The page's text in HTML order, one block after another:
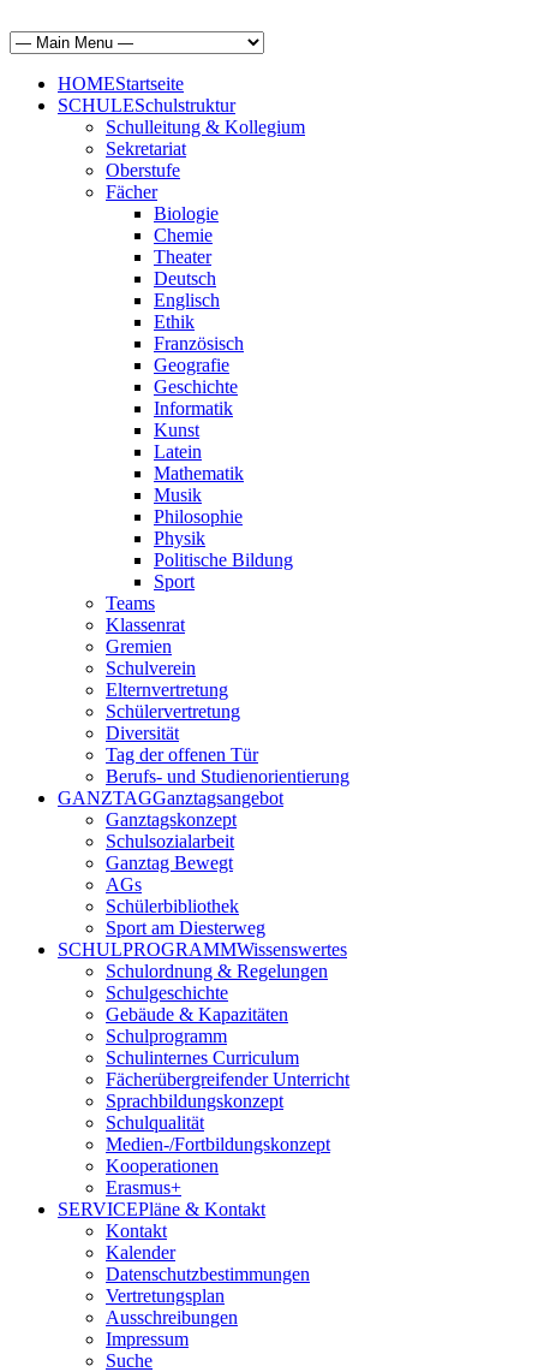
HOMEStartseite
SCHULESchulstruktur
Schulleitung & Kollegium
Sekretariat
Oberstufe
Fächer
Biologie
Chemie
Theater
Deutsch
Englisch
Ethik
Französisch
Geografie
Geschichte
Informatik
Kunst
Latein
Mathematik
Musik
Philosophie
Physik
Politische Bildung
Sport
Teams
Klassenrat
Gremien
Schulverein
Elternvertretung
Schülervertretung
Diversität
Tag der offenen Tür
Berufs- und Studienorientierung
GANZTAGGanztagsangebot
Ganztagskonzept
Schulsozialarbeit
Ganztag Bewegt
AGs
Schülerbibliothek
Sport am Diesterweg
SCHULPROGRAMMWissenswertes
Schulordnung & Regelungen
Schulgeschichte
Gebäude & Kapazitäten
Schulprogramm
Schulinternes Curriculum
Fächerübergreifender Unterricht
Sprachbildungskonzept
Schulqualität
Medien-/Fortbildungskonzept
Kooperationen
Erasmus+
SERVICEPläne & Kontakt
Kontakt
Kalender
Datenschutzbestimmungen
Vertretungsplan
Ausschreibungen
Impressum
Suche